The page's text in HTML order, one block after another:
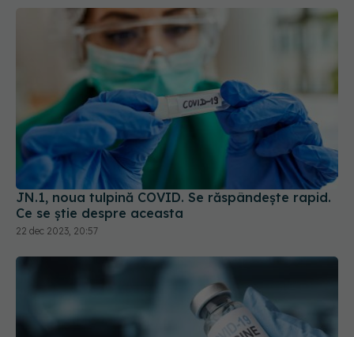
JN.1, noua tulpină COVID. Se răspândește rapid.
Ce se știe despre aceasta
22 dec 2023, 20:57